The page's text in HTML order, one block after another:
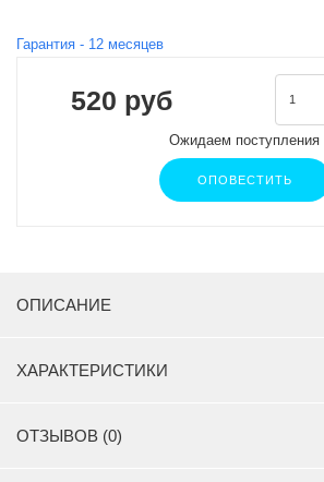
Гарантия - 12 месяцев
520 руб
Ожидаем поступления
ОПОВЕСТИТЬ
ОПИСАНИЕ
ХАРАКТЕРИСТИКИ
ОТЗЫВОВ (0)